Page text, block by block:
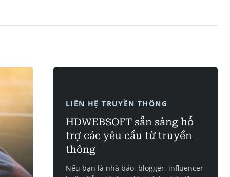
LIÊN HỆ TRUYỀN THÔNG
HDWEBSOFT sẵn sàng hỗ
trợ các yêu cầu từ truyền
thông
Nếu bạn là nhà báo, blogger, influencer